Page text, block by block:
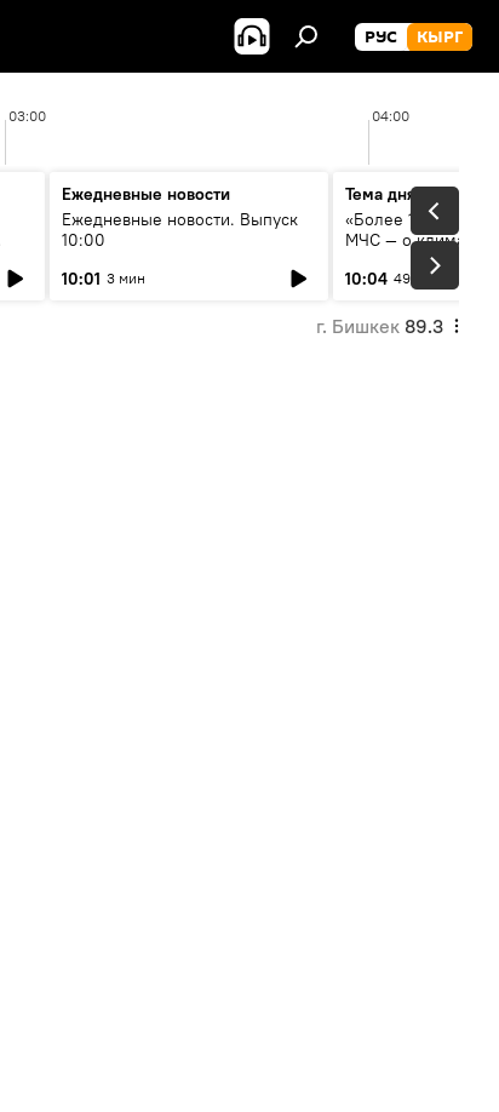
РУС КЫРГ
03:00 04:00
Ежедневные новости
Ежедневные новости. Выпуск
10:00
10:01 3 мин
Тема дня
«Более 1200 сёл в
МЧС — о климате,
системе
населения
10:04 49 мин
г. Бишкек 89.3